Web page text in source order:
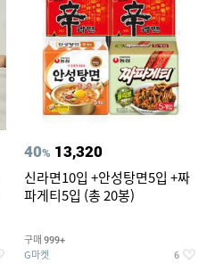
40% 13,320
신라면10입 +안성탕면5입 +짜
파게티5입 (총 20봉)
구매 999+
G마켓 6